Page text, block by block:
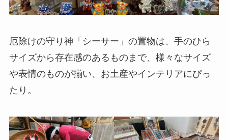
厄除けの守り神「シーサー」の置物は、手のひら
サイズから存在感のあるものまで、様々なサイズ
や表情のものが揃い、お土産やインテリアにぴっ
たり。